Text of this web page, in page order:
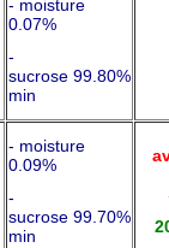
- moisture
0.07%
-
sucrose 99.80%
min
- moisture
0.09%
-
sucrose 99.70%
min